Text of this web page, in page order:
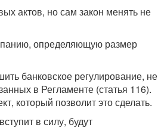
актов, но сам закон менять не
определяющую размер
банковское регулирование, не
в Регламенте (статья 116).
который позволит это сделать.
в силу, будут